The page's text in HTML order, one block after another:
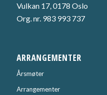
Vulkan 17, 0178 Oslo
Org. nr. 983 993 737
ARRANGEMENTER
Årsmøter
Arrangementer